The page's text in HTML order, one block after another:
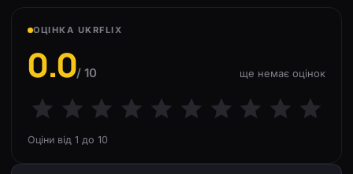
ОЦІНКА UKRFLIX
0.0/ 10 ще немає оцінок
Оціни від 1 до 10